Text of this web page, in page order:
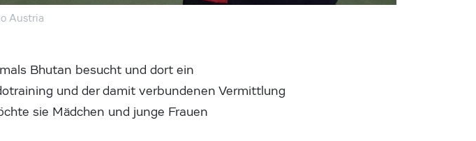
Austria
Bhutan besucht und dort ein
und der damit verbundenen Vermittlung
sie Mädchen und junge Frauen